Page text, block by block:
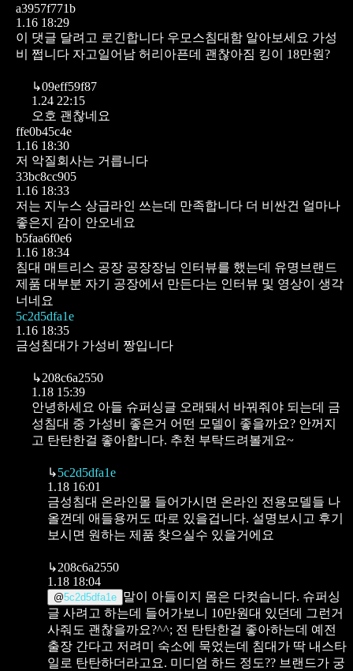
a3957f771b
1.16 18:29
이 댓글 달려고 로긴합니다 우모스침대함 알아보세요 가성
비 쩝니다 자고일어남 허리아픈데 괜찮아짐 킹이 18만원?
↳09eff59f87
1.24 22:15
오호 괜찮네요
ffe0b45c4e
1.16 18:30
저 악질회사는 거릅니다
33bc8cc905
1.16 18:33
저는 지누스 상급라인 쓰는데 만족합니다 더 비싼건 얼마나
좋은지 감이 안오네요
b5faa6f0e6
1.16 18:34
침대 매트리스 공장 공장장님 인터뷰를 했는데 유명브랜드
제품 대부분 자기 공장에서 만든다는 인터뷰 및 영상이 생각
너네요
5c2d5dfa1e
1.16 18:35
금성침대가 가성비 짱입니다
↳208c6a2550
1.18 15:39
안녕하세요 아들 슈퍼싱글 오래돼서 바꿔줘야 되는데 금
성침대 중 가성비 좋은거 어떤 모델이 좋을까요? 안꺼지
고 탄탄한걸 좋아합니다. 추천 부탁드려볼게요~
↳5c2d5dfa1e
1.18 16:01
금성침대 온라인몰 들어가시면 온라인 전용모델들 나
올껀데 애들용꺼도 따로 있을겁니다. 설명보시고 후기
보시면 원하는 제품 찾으실수 있을거에요
↳208c6a2550
1.18 18:04
@5c2d5dfa1e 말이 아들이지 몸은 다컷습니다. 슈퍼싱
글 사려고 하는데 들어가보니 10만원대 있던데 그런거
사줘도 괜찮을까요?^^; 전 탄탄한걸 좋아하는데 예전
출장 간다고 저려미 숙소에 묵었는데 침대가 딱 내스타
일로 탄탄하더라고요. 미디엄 하드 정도?? 브랜드가 궁